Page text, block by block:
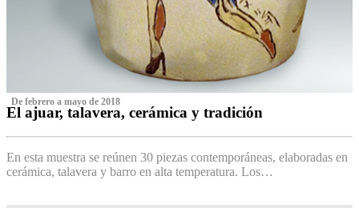
‌ De febrero a mayo de 2018
El ajuar, talavera, cerámica y tradición
En esta muestra se reúnen 30 piezas contemporáneas, elaboradas en
cerámica, talavera y barro en alta temperatura. Los…